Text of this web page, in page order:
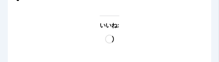
いいね:
読